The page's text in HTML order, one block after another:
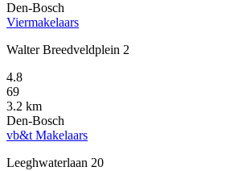
Den-Bosch
Viermakelaars
Walter Breedveldplein 2
4.8
69
3.2 km
Den-Bosch
vb&t Makelaars
Leeghwaterlaan 20